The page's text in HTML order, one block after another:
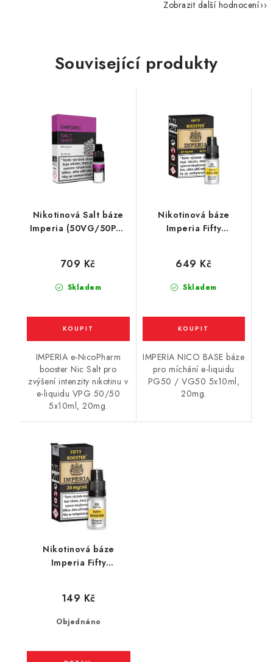
Zobrazit další hodnocení
Související produkty
Nikotinová Salt báze
Imperia (50VG/50PG)
Skladem
709 Kč
IMPERIA e-NicoPharm
booster Nic Salt pro
zvýšení intenzity nikotinu v
e-liquidu VPG 50/50
5x10ml, 20mg.
Nikotinová báze
Imperia Fifty
Skladem
649 Kč
IMPERIA NICO BASE báze
pro míchání e-liquidu
PG50 / VG50 5x10ml,
20mg.
Nikotinová báze
Imperia Fifty
Objednáno
149 Kč